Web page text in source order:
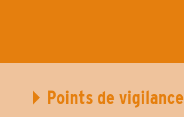
Points de vigilance